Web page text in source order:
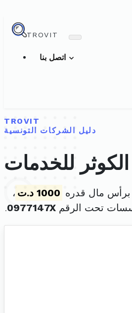
TROVIT
TROVIT
دليل الشركات التونسية
للخدمات
1000 د.ت
،
تحت الرقم 0977147X
.